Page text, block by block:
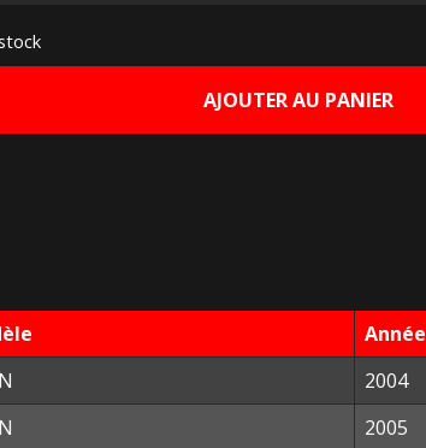
initial
actuel
est :
AJOUTER AU PANIER
Année
2004
2005